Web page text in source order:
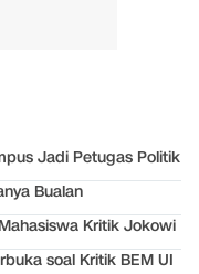
Jadi Petugas Politik
Bualan
Kritik Jokowi
soal Kritik BEM UI